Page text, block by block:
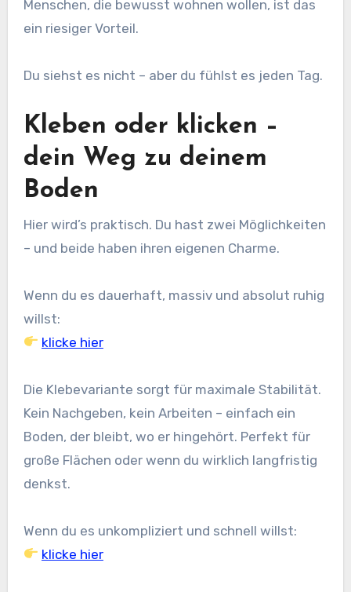
Menschen, die bewusst wohnen wollen, ist das
ein riesiger Vorteil.
Du siehst es nicht – aber du fühlst es jeden Tag.
Kleben oder klicken –
dein Weg zu deinem
Boden
Hier wird’s praktisch. Du hast zwei Möglichkeiten
– und beide haben ihren eigenen Charme.
Wenn du es dauerhaft, massiv und absolut ruhig
willst:
klicke hier
Die Klebevariante sorgt für maximale Stabilität.
Kein Nachgeben, kein Arbeiten – einfach ein
Boden, der bleibt, wo er hingehört. Perfekt für
große Flächen oder wenn du wirklich langfristig
denkst.
Wenn du es unkompliziert und schnell willst:
klicke hier